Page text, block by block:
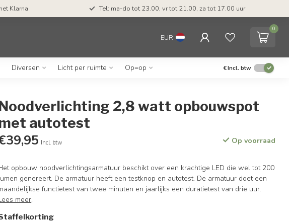
Klarna Tel: ma-do tot 23.00, vr tot 21.00, za tot 17.00 uur
EUR
0
Diversen Licht per ruimte Op=op €Incl. btw
2,8 watt opbouwspot
autotest
Incl. btw Op voorraad
opbouw noodverlichtingsarmatuur beschikt over een krachtige LED die wel tot 200
genereert. De armatuur heeft een testknop en autotest. De armatuur doet een
functietest van twee minuten en jaarlijks een duratietest van drie uur.
meer.